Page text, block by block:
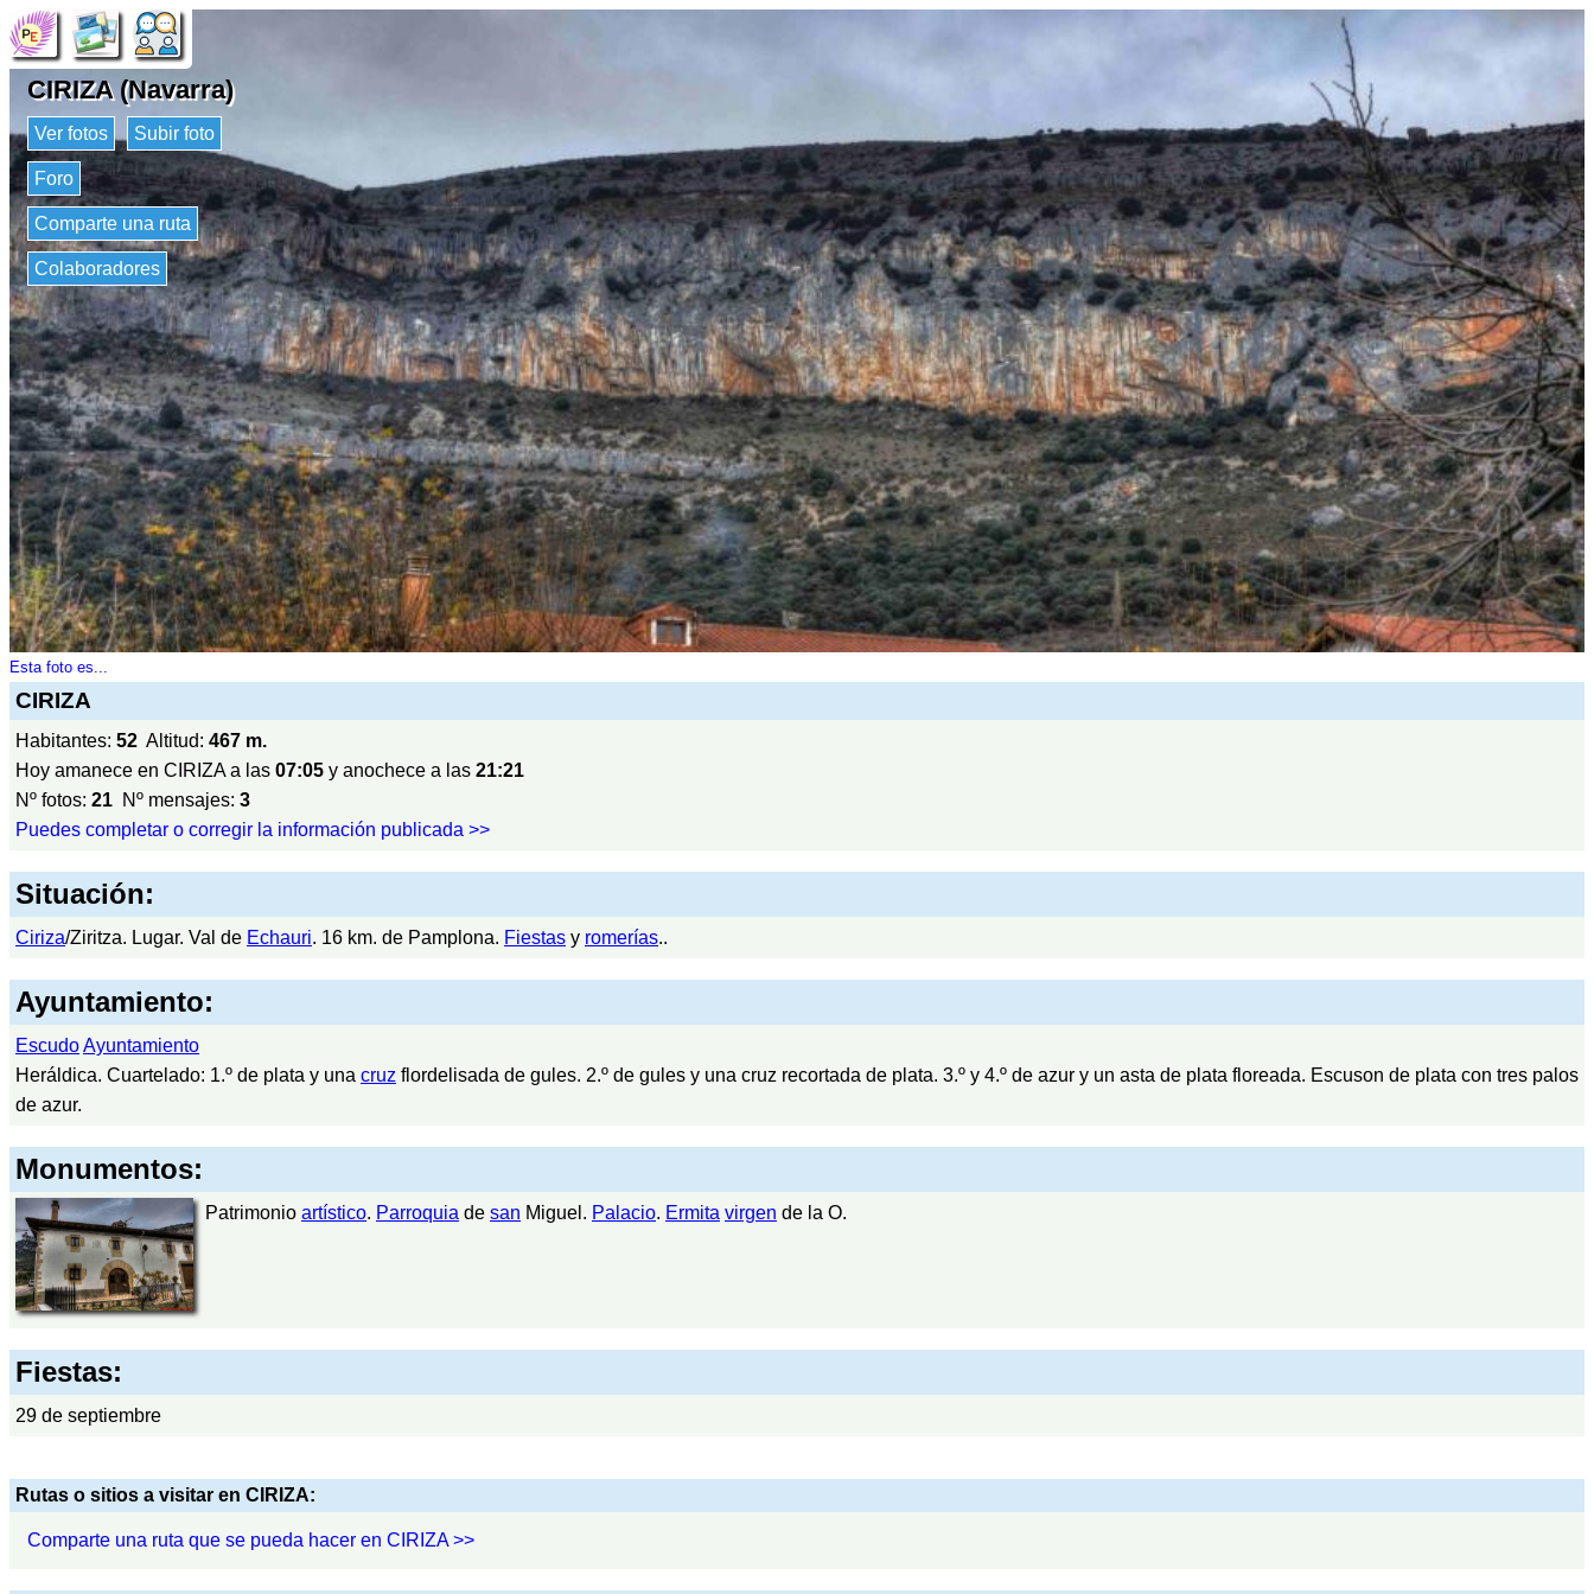
CIRIZA (Navarra)
Ver fotos Subir foto
Foro
Comparte una ruta
Colaboradores
Esta foto es...
CIRIZA
Habitantes: 52 Altitud: 467 m.
Hoy amanece en CIRIZA a las 07:05 y anochece a las 21:21
Nº fotos: 21 Nº mensajes: 3
Puedes completar o corregir la información publicada >>
Situación:
Ciriza/Ziritza. Lugar. Val de Echauri. 16 km. de Pamplona. Fiestas y romerías..
Ayuntamiento:
EscudoAyuntamiento
Heráldica. Cuartelado: 1.º de plata y una cruz flordelisada de gules. 2.º de gules y una cruz recortada de plata. 3.º y 4.º de azur y un asta de plata floreada. Escuson de plata con tres palos
de azur.
Monumentos:
Patrimonio artístico. Parroquia de san Miguel. Palacio. Ermita virgen de la O.
Fiestas:
29 de septiembre
Rutas o sitios a visitar en CIRIZA:
Comparte una ruta que se pueda hacer en CIRIZA >>